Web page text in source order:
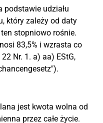
podstawie udziału
który zależy od daty
stopniowo rośnie.
83,5% i wzrasta co
Nr. 1. a) aa) EStG,
jest kwota wolna od
przez całe życie.